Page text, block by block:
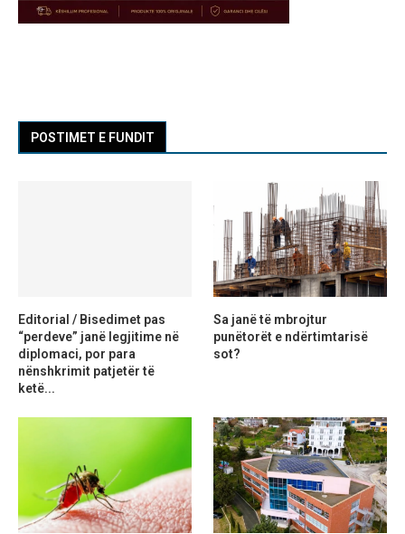
POSTIMET E FUNDIT
Editorial / Bisedimet pas
“perdeve” janë legjitime në
diplomaci, por para
nënshkrimit patjetër të
ketë...
Sa janë të mbrojtur
punëtorët e ndërtimtarisë
sot?